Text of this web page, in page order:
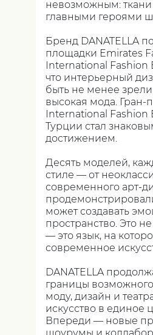
невозможным: ткани
главными героями
Бренд DANATELLA
площадки Emirates
International Fashion
что интерьерный
быть не менее
высокая мода. Гран-
International Fashion
Турции стал
достижением.
Десять моделей,
стиле — от
современного арт-
может создавать
пространство. Это
— это язык, на
современное
DANATELLA
границы
моду, дизайн и
искусство в единое
Впереди — новые